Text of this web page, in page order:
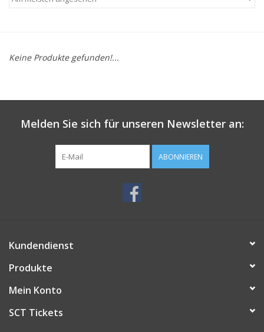
Keine Produkte gefunden!...
Melden Sie sich für unseren Newsletter an:
ABONNIEREN
Kundendienst
Produkte
Mein Konto
SCT Tickets